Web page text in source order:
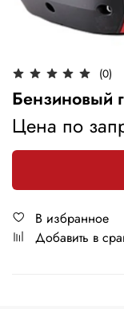
(0)
Бензиновый
Цена по
В избранное
Добавить в